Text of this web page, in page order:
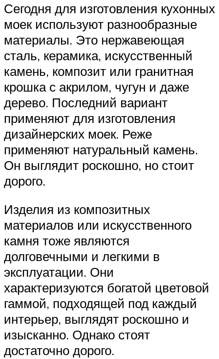
Сегодня для изготовления кухонных
моек используют разнообразные
материалы. Это нержавеющая
сталь, керамика, искусственный
камень, композит или гранитная
крошка с акрилом, чугун и даже
дерево. Последний вариант
применяют для изготовления
дизайнерских моек. Реже
применяют натуральный камень.
Он выглядит роскошно, но стоит
дорого.
Изделия из композитных
материалов или искусственного
камня тоже являются
долговечными и легкими в
эксплуатации. Они
характеризуются богатой цветовой
гаммой, подходящей под каждый
интерьер, выглядят роскошно и
изысканно. Однако стоят
достаточно дорого.